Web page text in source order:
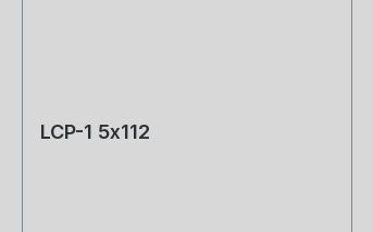
LCP-1 5x112